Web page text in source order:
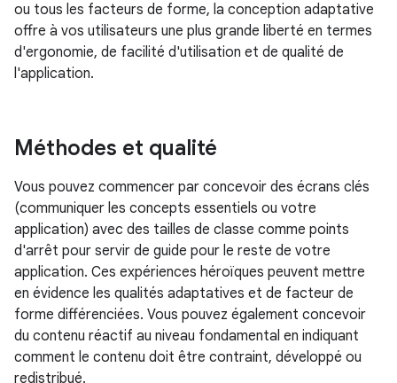
ou tous les facteurs de forme, la conception adaptative
offre à vos utilisateurs une plus grande liberté en termes
d'ergonomie, de facilité d'utilisation et de qualité de
l'application.
Méthodes et qualité
Vous pouvez commencer par concevoir des écrans clés
(communiquer les concepts essentiels ou votre
application) avec des tailles de classe comme points
d'arrêt pour servir de guide pour le reste de votre
application. Ces expériences héroïques peuvent mettre
en évidence les qualités adaptatives et de facteur de
forme différenciées. Vous pouvez également concevoir
du contenu réactif au niveau fondamental en indiquant
comment le contenu doit être contraint, développé ou
redistribué.